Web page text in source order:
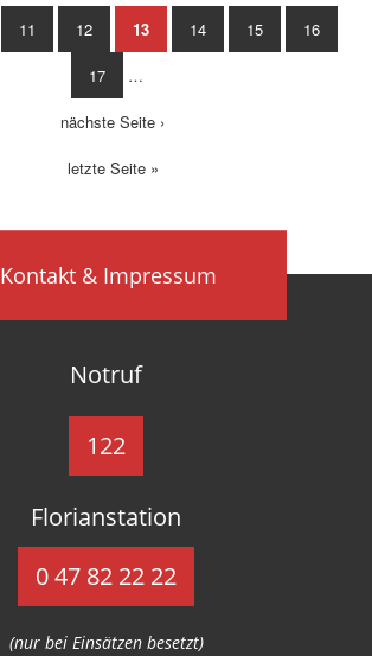
11 12 13 14 15 16
17 …
nächste Seite ›
letzte Seite »
Kontakt & Impressum
Notruf
122
Florianstation
0 47 82 22 22
(nur bei Einsätzen besetzt)